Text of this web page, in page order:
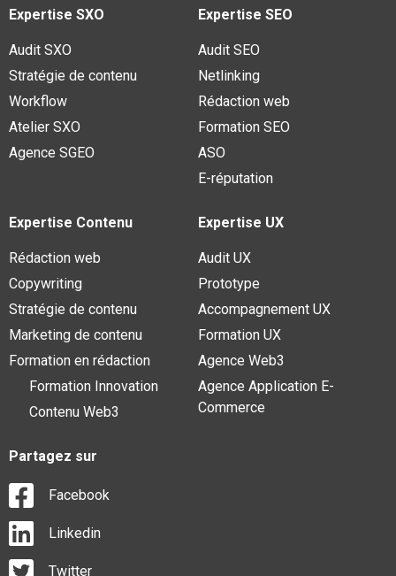
Expertise SXO
Audit SXO
Stratégie de contenu
Workflow
Atelier SXO
Agence SGEO
Expertise SEO
Audit SEO
Netlinking
Rédaction web
Formation SEO
ASO
E-réputation
Expertise Contenu
Rédaction web
Copywriting
Stratégie de contenu
Marketing de contenu
Formation en rédaction
Formation Innovation
Contenu Web3
Expertise UX
Audit UX
Prototype
Accompagnement UX
Formation UX
Agence Web3
Agence Application E-
Commerce
Partagez sur
Facebook
Linkedin
Twitter